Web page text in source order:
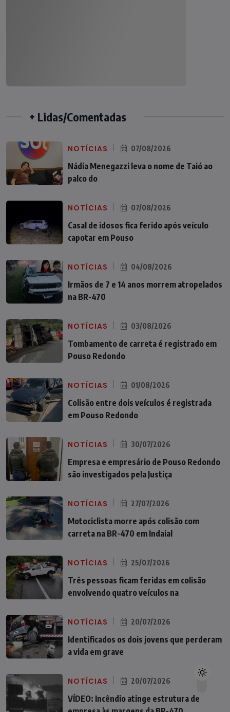
+ Lidas/Comentadas
NOTÍCIAS 07/08/2026
Nádia Menegazzi leva o nome de Taió ao
palco do
NOTÍCIAS 07/08/2026
Casal de idosos fica ferido após veículo
capotar em Pouso
NOTÍCIAS 04/08/2026
Irmãos de 7 e 14 anos morrem atropelados
na BR-470
NOTÍCIAS 03/08/2026
Tombamento de carreta é registrado em
Pouso Redondo
NOTÍCIAS 01/08/2026
Colisão entre dois veículos é registrada
em Pouso Redondo
NOTÍCIAS 30/07/2026
Empresa e empresário de Pouso Redondo
são investigados pela Justiça
NOTÍCIAS 27/07/2026
Motociclista morre após colisão com
carreta na BR-470 em Indaial
NOTÍCIAS 25/07/2026
Três pessoas ficam feridas em colisão
envolvendo quatro veículos na
NOTÍCIAS 20/07/2026
Identificados os dois jovens que perderam
a vida em grave
NOTÍCIAS 20/07/2026
VÍDEO: Incêndio atinge estrutura de